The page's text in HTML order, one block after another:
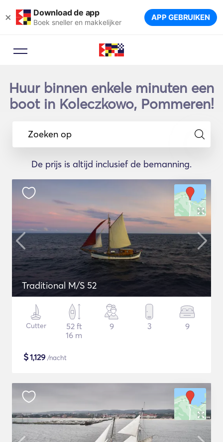
× Download de app
Boek sneller en makkelijker APP GEBRUIKEN
Huur binnen enkele minuten een
boot in Koleczkowo, Pommeren!
Zoeken op
De prijs is altijd inclusief de bemanning.
Traditional M/S 52
Cutter
52 ft
16 m
9 3 9
$1,129 /nacht